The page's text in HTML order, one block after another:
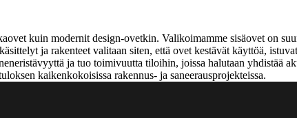
kuin modernit design-ovetkin. Valikoimamme sisäovet on
ja rakenteet valitaan siten, että ovet kestävät käyttöä,
ja tuo toimivuutta tiloihin, joissa halutaan yhdistää
kaikenkokoisissa rakennus- ja saneerausprojekteissa.